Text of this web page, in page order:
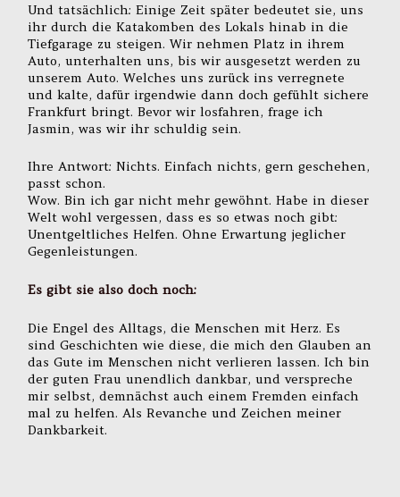
Und tatsächlich: Einige Zeit später bedeutet sie, uns
ihr durch die Katakomben des Lokals hinab in die
Tiefgarage zu steigen. Wir nehmen Platz in ihrem
Auto, unterhalten uns, bis wir ausgesetzt werden zu
unserem Auto. Welches uns zurück ins verregnete
und kalte, dafür irgendwie dann doch gefühlt sichere
Frankfurt bringt. Bevor wir losfahren, frage ich
Jasmin, was wir ihr schuldig sein.
Ihre Antwort: Nichts. Einfach nichts, gern geschehen,
passt schon.
Wow. Bin ich gar nicht mehr gewöhnt. Habe in dieser
Welt wohl vergessen, dass es so etwas noch gibt:
Unentgeltliches Helfen. Ohne Erwartung jeglicher
Gegenleistungen.
Es gibt sie also doch noch:
Die Engel des Alltags, die Menschen mit Herz. Es
sind Geschichten wie diese, die mich den Glauben an
das Gute im Menschen nicht verlieren lassen. Ich bin
der guten Frau unendlich dankbar, und verspreche
mir selbst, demnächst auch einem Fremden einfach
mal zu helfen. Als Revanche und Zeichen meiner
Dankbarkeit.